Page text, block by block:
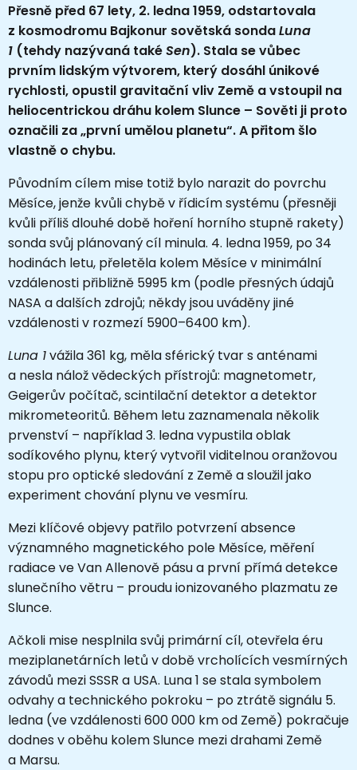
Přesně před 67 lety, 2. ledna 1959, odstartovala
z kosmodromu Bajkonur sovětská sondaLuna
1 (tehdy nazývaná takéSen). Stala se vůbec
prvním lidským výtvorem, který dosáhl únikové
rychlosti, opustil gravitační vliv Země a vstoupil na
heliocentrickou dráhu kolem Slunce – Sověti ji proto
označili za „první umělou planetu“. A přitom šlo
vlastně o chybu.
Původním cílem mise totiž bylo narazit do povrchu
Měsíce, jenže kvůli chybě v řídicím systému (přesněji
kvůli příliš dlouhé době hoření horního stupně rakety)
sonda svůj plánovaný cíl minula. 4. ledna 1959, po 34
hodinách letu, přeletěla kolem Měsíce v minimální
vzdálenosti přibližně 5995 km (podle přesných údajů
NASA a dalších zdrojů; někdy jsou uváděny jiné
vzdálenosti v rozmezí 5900–6400 km).
Luna 1vážila 361 kg, měla sférický tvar s anténami
a nesla nálož vědeckých přístrojů: magnetometr,
Geigerův počítač, scintilační detektor a detektor
mikrometeoritů. Během letu zaznamenala několik
prvenství – například 3. ledna vypustila oblak
sodíkového plynu, který vytvořil viditelnou oranžovou
stopu pro optické sledování z Země a sloužil jako
experiment chování plynu ve vesmíru.
Mezi klíčové objevy patřilo potvrzení absence
významného magnetického pole Měsíce, měření
radiace ve Van Allenově pásu a první přímá detekce
slunečního větru – proudu ionizovaného plazmatu ze
Slunce.
Ačkoli mise nesplnila svůj primární cíl, otevřela éru
meziplanetárních letů v době vrcholících vesmírných
závodů mezi SSSR a USA. Luna 1 se stala symbolem
odvahy a technického pokroku – po ztrátě signálu 5.
ledna (ve vzdálenosti 600 000 km od Země) pokračuje
dodnes v oběhu kolem Slunce mezi drahami Země
a Marsu.